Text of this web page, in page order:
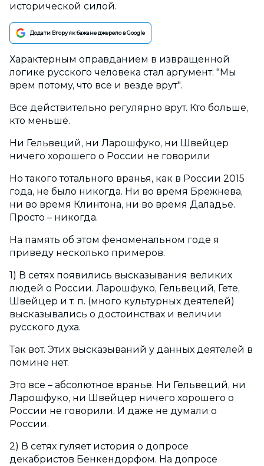
исторической силой.
Додати Вгору як бажане джерело в Google
Характерным оправданием в извращенной
логике русского человека стал аргумент: "Мы
врем потому, что все и везде врут".
Все действительно регулярно врут. Кто больше,
кто меньше.
Ни Гельвеций, ни Ларошфуко, ни Швейцер
ничего хорошего о России не говорили
Но такого тотального вранья, как в России 2015
года, не было никогда. Ни во время Брежнева,
ни во время Клинтона, ни во время Даладье.
Просто – никогда.
На память об этом феноменальном годе я
приведу несколько примеров.
1) В сетях появились высказывания великих
людей о России. Ларошфуко, Гельвеций, Гете,
Швейцер и т. п. (много культурных деятелей)
высказывались о достоинствах и величии
русского духа.
Так вот. Этих высказываний у данных деятелей в
помине нет.
Это все – абсолютное вранье. Ни Гельвеций, ни
Ларошфуко, ни Швейцер ничего хорошего о
России не говорили. И даже не думали о
России.
2) В сетях гуляет история о допросе
декабристов Бенкендорфом. На допросе